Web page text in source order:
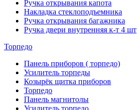
Ручка открывания капота
Накладка стеклоподъемника
Ручка открывания багажника
Ручка двери внутренняя к-т 4 шт
Торпедо
Панель приборов ( торпедо)
Усилитель торпеды
Козырёк щитка приборов
Торпедо
Панель магнитолы
Усилитель торпедо